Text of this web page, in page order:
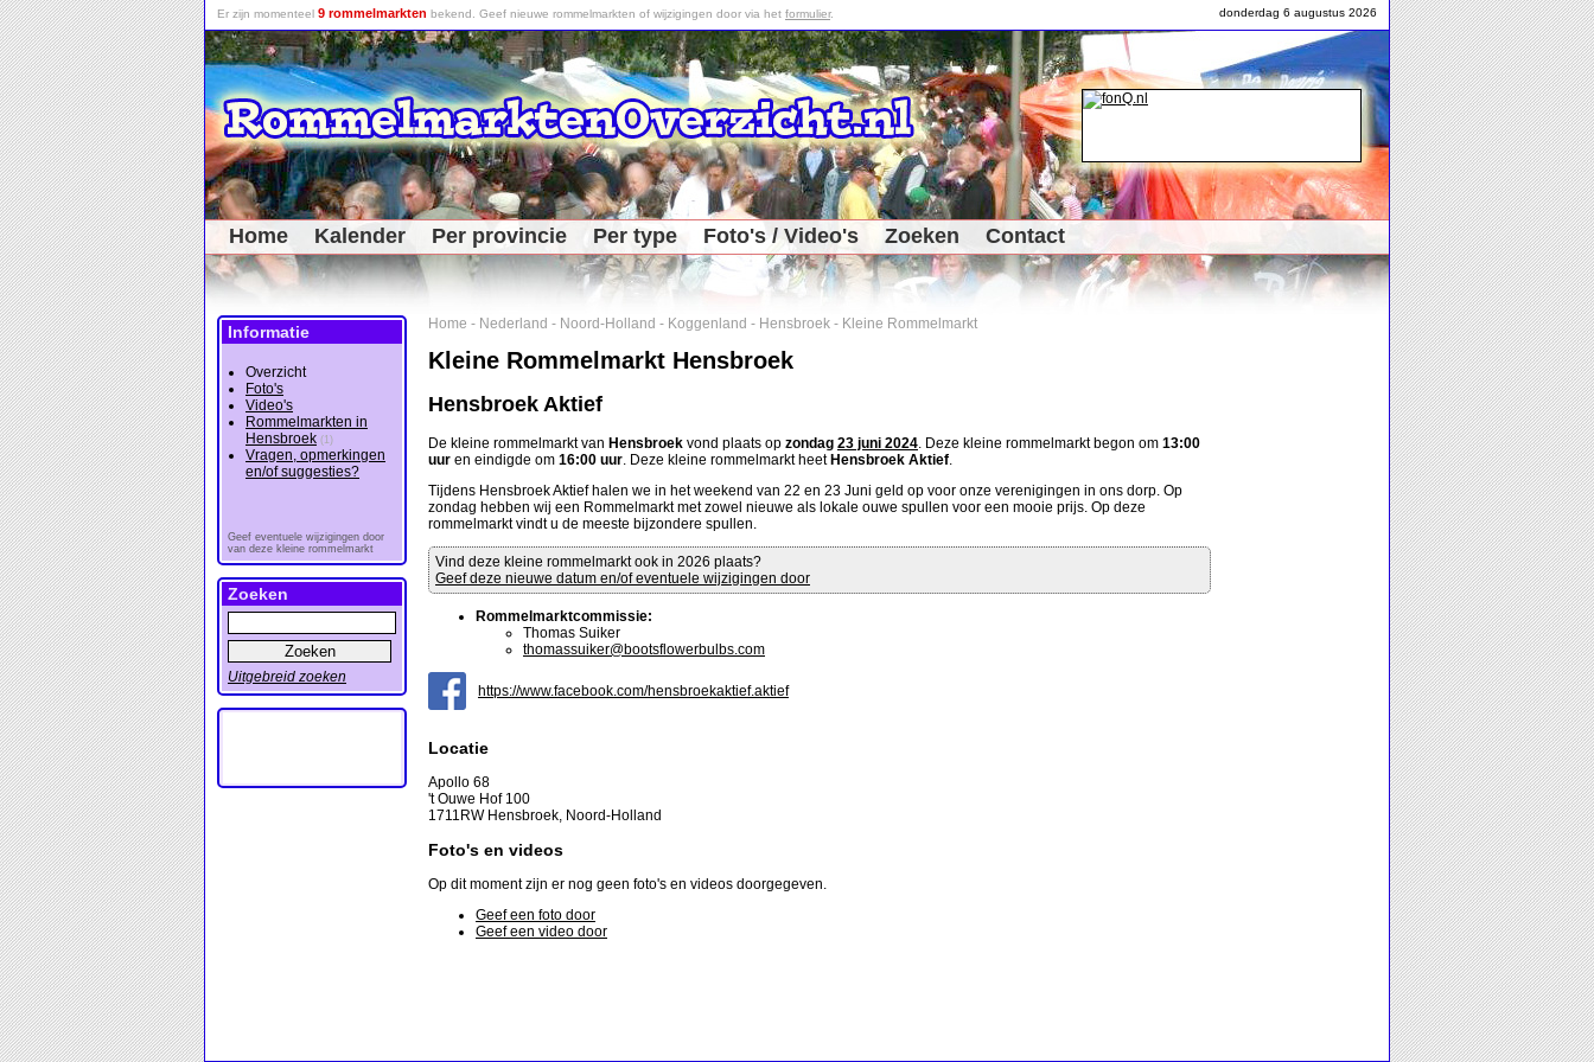
donderdag 6 augustus 2026
Er zijn momenteel 9 rommelmarkten bekend. Geef nieuwe rommelmarkten of wijzigingen door via het formulier.
Home Kalender Per provincie Per type Foto's / Video's Zoeken Contact
Home - Nederland - Noord-Holland - Koggenland - Hensbroek - Kleine Rommelmarkt
Kleine Rommelmarkt Hensbroek
Hensbroek Aktief
De kleine rommelmarkt van Hensbroek vond plaats op zondag 23 juni 2024. Deze kleine rommelmarkt begon om 13:00
uur en eindigde om 16:00 uur. Deze kleine rommelmarkt heet Hensbroek Aktief.
Tijdens Hensbroek Aktief halen we in het weekend van 22 en 23 Juni geld op voor onze verenigingen in ons dorp. Op
zondag hebben wij een Rommelmarkt met zowel nieuwe als lokale ouwe spullen voor een mooie prijs. Op deze
rommelmarkt vindt u de meeste bijzondere spullen.
Vind deze kleine rommelmarkt ook in 2026 plaats?
Geef deze nieuwe datum en/of eventuele wijzigingen door
Rommelmarktcommissie:
Thomas Suiker
thomassuiker@bootsflowerbulbs.com
https://www.facebook.com/hensbroekaktief.aktief
Locatie
Apollo 68
't Ouwe Hof 100
1711RW Hensbroek, Noord-Holland
Foto's en videos
Op dit moment zijn er nog geen foto's en videos doorgegeven.
Geef een foto door
Geef een video door
Informatie
Overzicht
Foto's
Video's
Rommelmarkten in
Hensbroek (1)
Vragen, opmerkingen
en/of suggesties?
Geef eventuele wijzigingen door
van deze kleine rommelmarkt
Zoeken
Uitgebreid zoeken